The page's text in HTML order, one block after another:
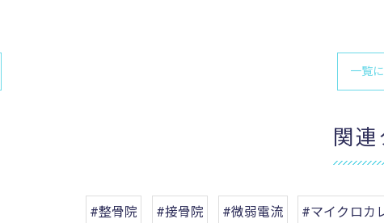
一覧
関連
#整骨院 #接骨院 #微弱電流 #マイクロカ